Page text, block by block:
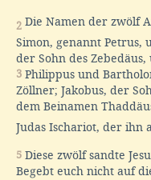
2 Die Namen der zwölf
Simon, genannt Petrus,
der Sohn des
3 Philippus und
Zöllner; Jakobus, der
dem Beinamen
Judas Ischariot, der ihn
5 Diese zwölf sandte
Begebt euch nicht auf